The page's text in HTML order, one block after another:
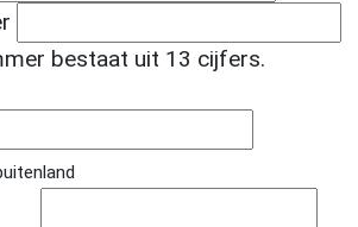
bestaat uit 13 cijfers.